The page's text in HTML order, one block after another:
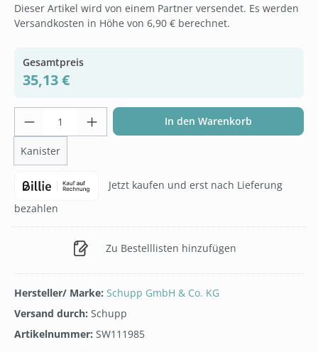
Dieser Artikel wird von einem Partner versendet. Es werden
Versandkosten in Höhe von 6,90 € berechnet.
Gesamtpreis
35,13 €
Produkt Anzahl: Gib den gewünschten
Kanister
In den Warenkorb
Jetzt kaufen und erst nach Lieferung
bezahlen
Zu Bestelllisten hinzufügen
Hersteller/ Marke: Schupp GmbH & Co. KG
Versand durch: Schupp
Artikelnummer: SW111985